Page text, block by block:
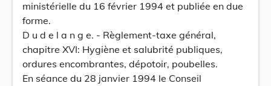
ministérielle du 16 février 1994 et publiée en due
forme.
D u d e l a n g e. - Règlement-taxe général,
chapitre XVI: Hygiène et salubrité publiques,
ordures encombrantes, dépotoir, poubelles.
En séance du 28 janvier 1994 le Conseil